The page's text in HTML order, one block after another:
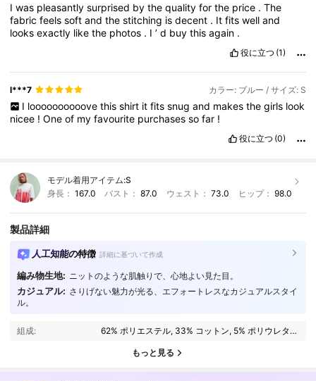
Iwas pleasantlysurprised bythequalityforthe price .The
fabricfeelssoftandthestitching isdecent . Itfitswelland
looksexactly likethe photos . I’d buythisagain .
役に立つ (1)
l***7 カラー: ブルー / サイズ: S
I loooooooooove this shirt it fits snug and makes the girls look
nicee !Oneof myfavourite purchasessofar !
役に立つ (0)
モデル着用アイテム:S
身長： 167.0 バスト：87.0 ウェスト： 73.0 ヒップ： 98.0
製品詳細
人工知能の特徴 詳細に基づいて作成
編み物生地: ニットのような肌触りで、心地よい見た目。
カジュアル: さりげない魅力が光る、エフォートレスなカジュアルスタイ
ル。
組成: 62% ポリエステル, 33% コットン, 5% ポリウレタン
もっと見る
4.86 869K フォロワー